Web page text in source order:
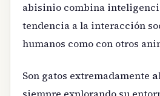
abisinio combina
tendencia a la interacción
humanos como con otros
Son gatos extremadamente